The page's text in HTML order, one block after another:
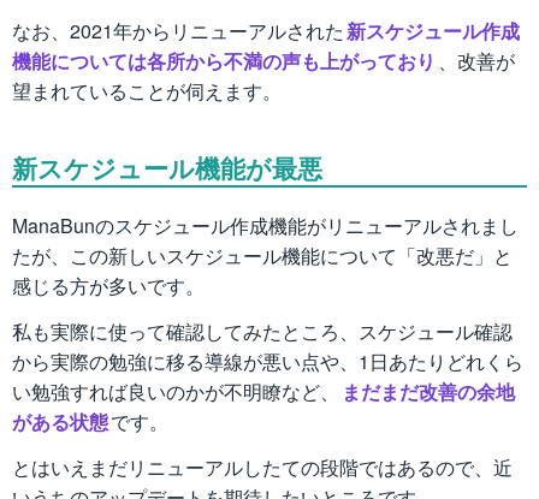
なお、2021年からリニューアルされた新スケジュール作成
機能については各所から不満の声も上がっており 、改善が
望まれていることが伺えます。
新スケジュール機能が最悪
ManaBunのスケジュール作成機能がリニューアルされまし
たが、この新しいスケジュール機能について「改悪だ」と
感じる方が多いです。
私も実際に使って確認してみたところ、スケジュール確認
から実際の勉強に移る導線が悪い点や、1日あたりどれくら
い勉強すれば良いのかが不明瞭など、
まだまだ改善の余地
がある状態です。
とはいえまだリニューアルしたての段階ではあるので、近